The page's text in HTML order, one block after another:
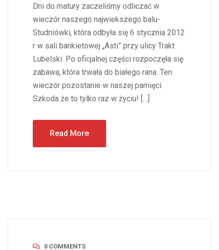
Dni do matury zaczeliśmy odliczać w
wieczór naszego najwiekszego balu-
Studniówki, która odbyła się 6 stycznia 2012
r w sali bankietowej „Asti” przy ulicy Trakt
Lubelski. Po oficjalnej części rozpoczęła się
zabawa, która trwała do białego rana. Ten
wieczór pozostanie w naszej pamięci.
Szkoda że to tylko raz w życiu! […]
Read More
0 COMMENTS